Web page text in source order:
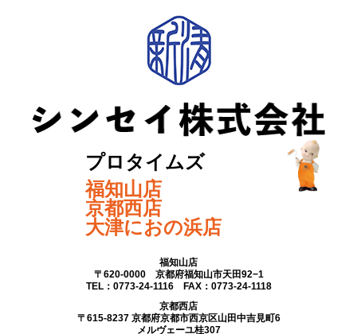
プロタイムズ
福知山店
京都西店
大津におの浜店
福知山店
〒620-0000 京都府福知山市天田92−1
TEL：0773-24-1116 FAX：0773-24-1118
京都西店
〒615-8237 京都府京都市西京区山田中吉見町6
メルヴェーユ桂307